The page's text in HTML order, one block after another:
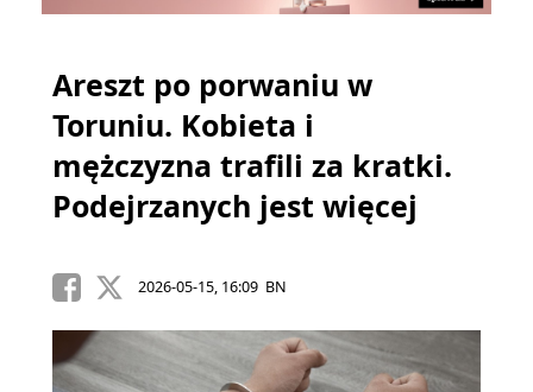
Areszt po porwaniu w
Toruniu. Kobieta i
mężczyzna trafili za kratki.
Podejrzanych jest więcej
2026-05-15, 16:09 BN